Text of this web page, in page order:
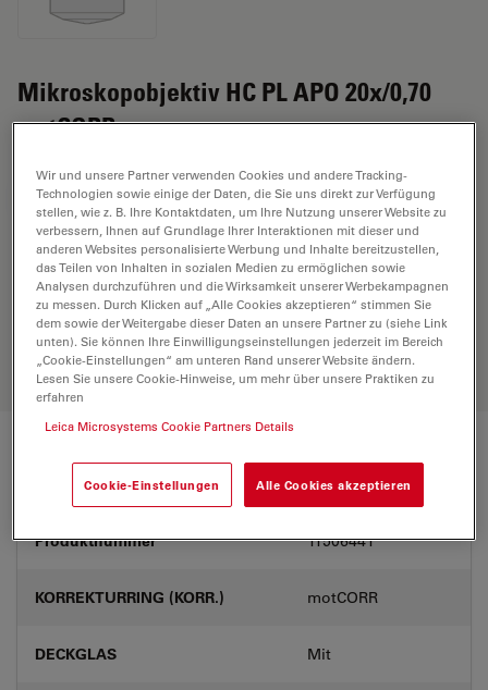
Mikroskopobjektiv HC PL APO 20x/0,70
motCORR
ANGEBOT ANFORDERN
Entdecken Sie die perfekte Lösung.
Erkunden Sie unseren Objective
Finder, vergleichen Sie Alternativen
und finden Sie die beste Lösung für
Ihre Anforderungen.
Technische Daten
Produktnummer 11506441
KORREKTURRING (KORR.) motCORR
DECKGLAS Mit
Wir und unsere Partner verwenden Cookies und andere Tracking-
Technologien sowie einige der Daten, die Sie uns direkt zur Verfügung
stellen, wie z. B. Ihre Kontaktdaten, um Ihre Nutzung unserer Website zu
verbessern, Ihnen auf Grundlage Ihrer Interaktionen mit dieser und
anderen Websites personalisierte Werbung und Inhalte bereitzustellen,
das Teilen von Inhalten in sozialen Medien zu ermöglichen sowie
Analysen durchzuführen und die Wirksamkeit unserer Werbekampagnen
zu messen. Durch Klicken auf „Alle Cookies akzeptieren“ stimmen Sie
dem sowie der Weitergabe dieser Daten an unsere Partner zu (siehe Link
unten). Sie können Ihre Einwilligungseinstellungen jederzeit im Bereich
„Cookie-Einstellungen“ am unteren Rand unserer Website ändern.
Lesen Sie unsere Cookie-Hinweise, um mehr über unsere Praktiken zu
erfahren
Leica Microsystems Cookie Partners Details
Cookie-Einstellungen Alle Cookies akzeptieren